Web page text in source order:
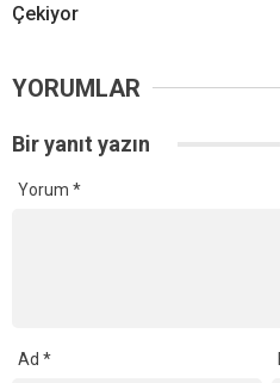
Çekiyor
YORUMLAR
Bir yanıt yazın
Yorum *
Ad *